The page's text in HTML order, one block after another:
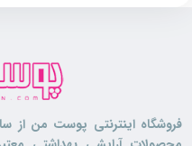
محصولی آبرس
می کند و از خشک شدن و کم آب